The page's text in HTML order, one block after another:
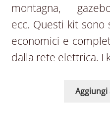
montagna,
ecc. Questi kit sono
economici e
dalla rete elettrica. I